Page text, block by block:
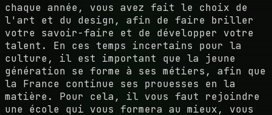
chaque année, vous avez fait le choix de
l'art et du design, afin de faire briller
votre savoir-faire et de développer votre
talent. En ces temps incertains pour la
culture, il est important que la jeune
génération se forme à ses métiers, afin que
la France continue ses prouesses en la
matière. Pour cela, il vous faut rejoindre
une école qui vous formera au mieux, vous